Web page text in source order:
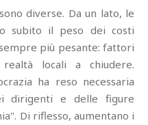
diverse. Da un lato, le
subito il peso dei costi
più pesante: fattori
locali a chiudere.
ha reso necessaria
dirigenti e delle figure
Di riflesso, aumentano i